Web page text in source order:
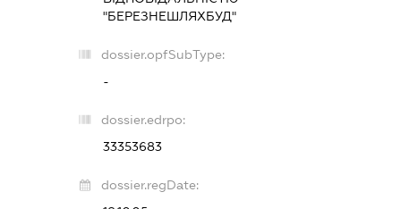
"БЕРЕЗНЕШЛЯХБУД"
dossier.opfSubType:
-
dossier.edrpo:
33353683
dossier.regDate: